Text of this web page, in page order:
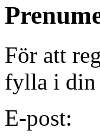
För att
fylla i din
E-post: